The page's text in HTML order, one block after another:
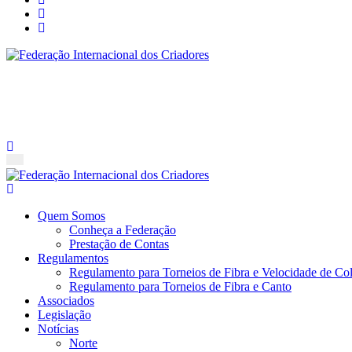
Federação Internacional dos Criadores
Quem Somos
Conheça a Federação
Prestação de Contas
Regulamentos
Regulamento para Torneios de Fibra e Velocidade de
Regulamento para Torneios de Fibra e Canto
Associados
Legislação
Notícias
Norte